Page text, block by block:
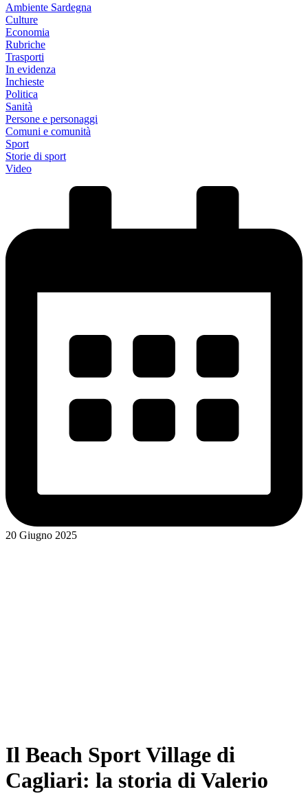
Ambiente Sardegna
Culture
Economia
Rubriche
Trasporti
In evidenza
Inchieste
Politica
Sanità
Persone e personaggi
Comuni e comunità
Sport
Storie di sport
Video
20 Giugno 2025
Il Beach Sport Village di
Cagliari: la storia di Valerio